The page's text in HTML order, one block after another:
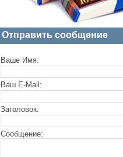
Отправить сообщение
Ваше Имя:
Ваш E-Mail:
Заголовок:
Сообщение: